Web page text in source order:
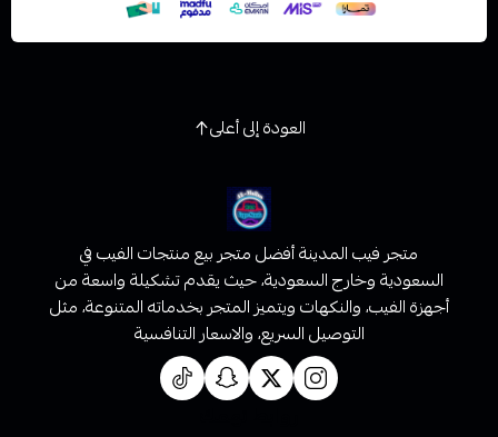
العودة إلى أعلى
متجر فيب المدينة أفضل متجر بيع منتجات الفيب في
السعودية وخارج السعودية، حيث يقدم تشكيلة واسعة من
أجهزة الفيب، والنكهات ويتميز المتجر بخدماته المتنوعة، مثل
التوصيل السريع، والاسعار التنافسية